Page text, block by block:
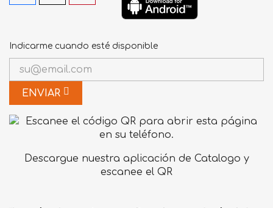
Indicarme cuando esté disponible
ENVIAR
Descargue nuestra aplicación de Catalogo y
escanee el QR